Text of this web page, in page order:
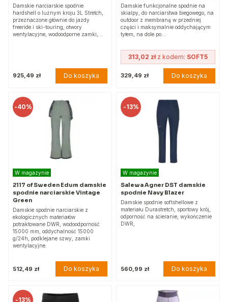
Damskie narciarskie spodnie
hardshell o luźnym kroju 3L Stretch,
przeznaczone głównie do jazdy
freeride i ski-touring, otwory
wentylacyjne, wodoodporne zamki,…
925,49 zł Do koszyka
Damskie funkcjonalne spodnie na
skialpy, do narciarstwa biegowego, na
outdoor z membraną w przedniej
części i maksymalnie oddychającym
tyłem, na dole po…
313,02 złz kodem: SOFT5
329,49 zł Do koszyka
-40%
W magazynie
2117 of Sweden Edum damskie
spodnie narciarskie Vintage
Green
Damskie spodnie narciarskie z
ekologicznych materiałów
potraktowane DWR, wodoodporność
15000 mm, oddychalność 15000
g/24h, podklejane szwy, zamki
wentylacyjne.
512,49 zł Do koszyka
-13%
W magazynie
Salewa Agner DST damskie
spodnie Navy Blazer
Damskie spodnie softshellowe z
materiału Durastretch, sportowy krój,
odporność na ścieranie, wykończenie
DWR,
560,99 zł Do koszyka
-13%